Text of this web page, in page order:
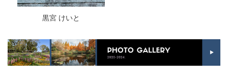
黒宮 けいと